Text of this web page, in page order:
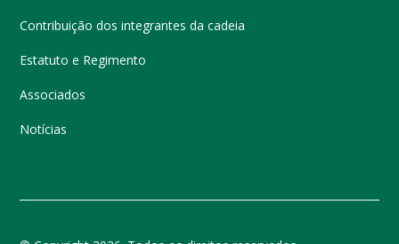
Contribuição dos integrantes da cadeia
Estatuto e Regimento
Associados
Notícias